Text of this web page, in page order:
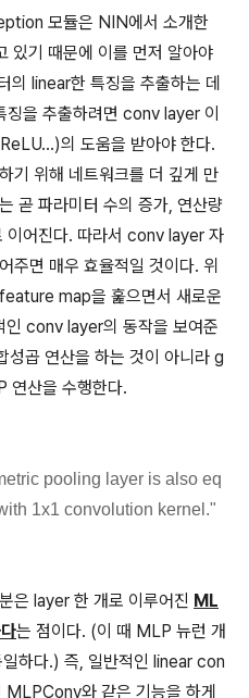
모듈은 NIN에서 소개한
있기 때문에 이를 먼저 알아야
linear한 특징을 추출하는 데
을 추출하려면 conv layer 이
의 도움을 받아야 한다.
기 위해 네트워크를 더 깊게 만
곧 파라미터 수의 증가, 연산량
이어진다. 따라서 conv layer 자
주면 매우 효율적일 것이다. 위
map을 훑으면서 새로운
conv layer의 동작을 보여준
곱 연산을 하는 것이 아니라 g
연산을 수행한다.
pooling layer is also eq
1x1 convolution kernel."
은 layer 한 개로 이루어진 ML
는 점이다. (이 때 MLP 뉴런 개
하다.) 즉, 일반적인 linear con
와 같은 기능을 하게